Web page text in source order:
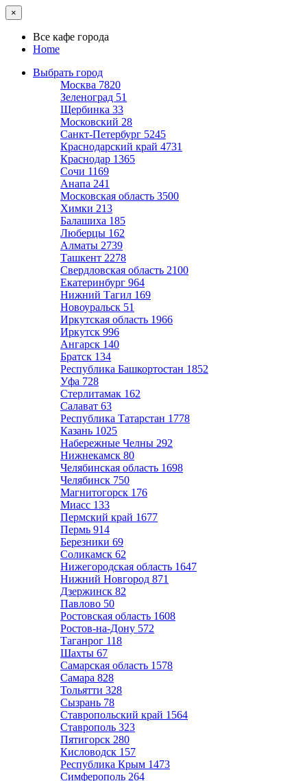
×
Все кафе города
Home
Выбрать город
Москва 7820
Зеленоград 51
Щербинка 33
Московский 28
Санкт-Петербург 5245
Краснодарский край 4731
Краснодар 1365
Сочи 1169
Анапа 241
Московская область 3500
Химки 213
Балашиха 185
Люберцы 162
Алматы 2739
Ташкент 2278
Свердловская область 2100
Екатеринбург 964
Нижний Тагил 169
Новоуральск 51
Иркутская область 1966
Иркутск 996
Ангарск 140
Братск 134
Республика Башкортостан 1852
Уфа 728
Стерлитамак 162
Салават 63
Республика Татарстан 1778
Казань 1025
Набережные Челны 292
Нижнекамск 80
Челябинская область 1698
Челябинск 750
Магнитогорск 176
Миасс 133
Пермский край 1677
Пермь 914
Березники 69
Соликамск 62
Нижегородская область 1647
Нижний Новгород 871
Дзержинск 82
Павлово 50
Ростовская область 1608
Ростов-на-Дону 572
Таганрог 118
Шахты 67
Самарская область 1578
Самара 828
Тольятти 328
Сызрань 78
Ставропольский край 1564
Ставрополь 323
Пятигорск 280
Кисловодск 157
Республика Крым 1473
Симферополь 264